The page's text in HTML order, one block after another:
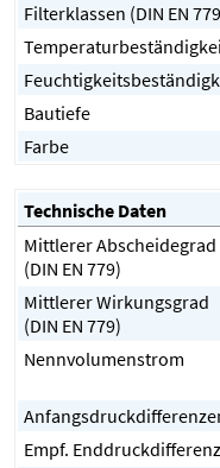
Filterklassen (DIN EN
Bautiefe
Farbe
Technische Daten
Mittlerer Abscheidegrad
(DIN EN 779)
Mittlerer Wirkungsgrad
(DIN EN 779)
Nennvolumenstrom
Empf. Enddruckdifferenz